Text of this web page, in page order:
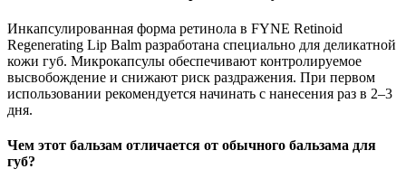
Инкапсулированная форма ретинола в FYNE Retinoid
Regenerating Lip Balm разработана специально для деликатной
кожи губ. Микрокапсулы обеспечивают контролируемое
высвобождение и снижают риск раздражения. При первом
использовании рекомендуется начинать с нанесения раз в 2–3
дня.
Чем этот бальзам отличается от обычного бальзама для
губ?